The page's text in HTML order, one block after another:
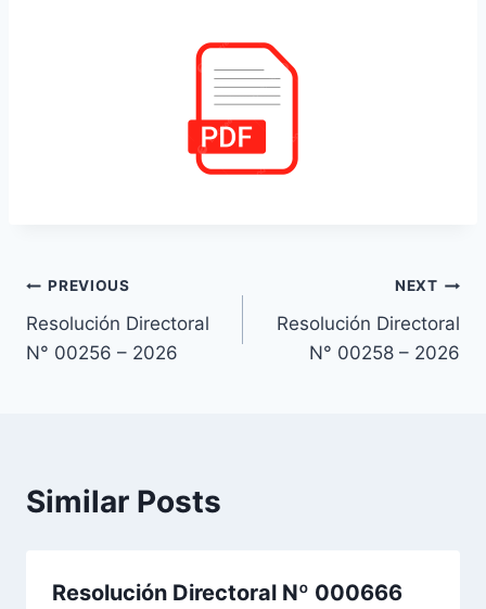
Navegación
de
PREVIOUS
Resolución Directoral
N° 00256 – 2026
NEXT
Resolución Directoral
N° 00258 – 2026
Similar Posts
Resolución Directoral Nº 000666